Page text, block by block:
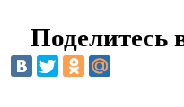
Поделитесь